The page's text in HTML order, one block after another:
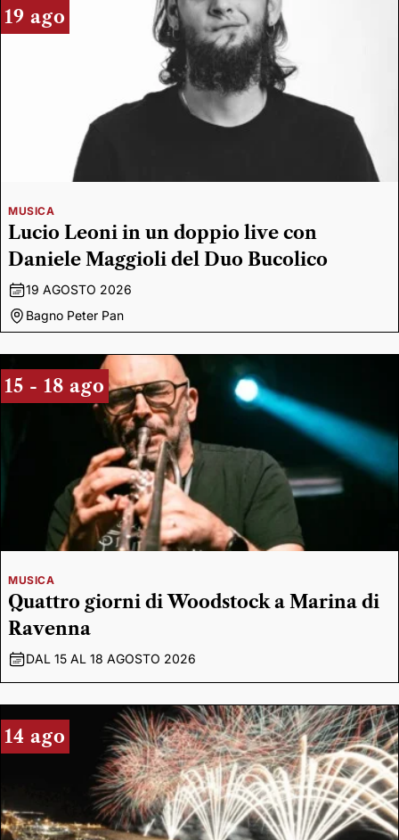
19 ago
MUSICA
Lucio Leoni in un doppio live con
Daniele Maggioli del Duo Bucolico
19 AGOSTO 2026
Bagno Peter Pan
15 - 18 ago
MUSICA
Quattro giorni di Woodstock a Marina di
Ravenna
DAL 15 AL 18 AGOSTO 2026
14 ago